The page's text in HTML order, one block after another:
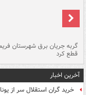
گربه جریان برق شهرستان
قطع کرد
آخرین اخبار
خرید گران استقلال سر از